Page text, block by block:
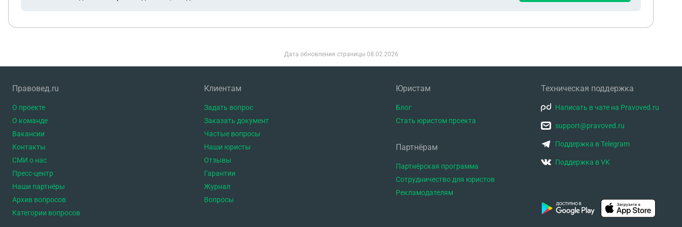
Дата обновления страницы 08.02.2026
Правовед.ru
О проекте
О команде
Вакансии
Контакты
СМИ о нас
Пресс-центр
Наши партнёры
Архив вопросов
Категории вопросов
Клиентам
Задать вопрос
Заказать документ
Частые вопросы
Наши юристы
Отзывы
Гарантии
Журнал
Вопросы
Юристам
Блог
Стать юристом проекта
Партнёрам
Партнёрская программа
Сотрудничество для юристов
Рекламодателям
Техническая поддержка
Написать в чате на Pravoved.ru
support@pravoved.ru
Поддержка в Telegram
Поддержка в VK